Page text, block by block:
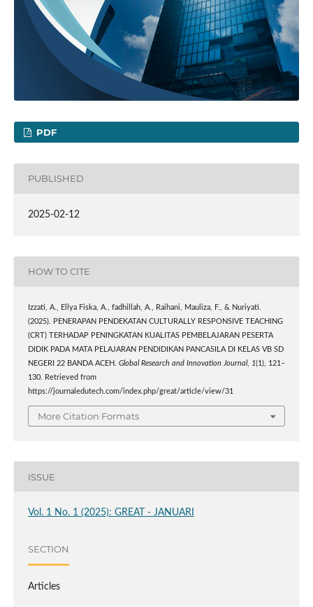
PDF
PUBLISHED
2025-02-12
HOW TO CITE
Izzati, A., Ellya Fiska, A., fadhillah, A., Raihani, Mauliza, F., & Nuriyati.
(2025). PENERAPAN PENDEKATAN CULTURALLY RESPONSIVE TEACHING
(CRT) TERHADAP PENINGKATAN KUALITAS PEMBELAJARAN PESERTA
DIDIK PADA MATA PELAJARAN PENDIDIKAN PANCASILA DI KELAS VB SD
NEGERI 22 BANDA ACEH. Global Research and Innovation Journal, 1(1), 121–
130. Retrieved from
https://journaledutech.com/index.php/great/article/view/31
More Citation Formats
ISSUE
Vol. 1 No. 1 (2025): GREAT - JANUARI
SECTION
Articles